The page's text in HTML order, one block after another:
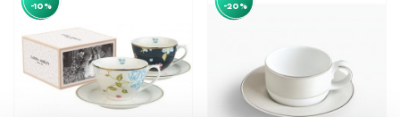
-10%
-20%